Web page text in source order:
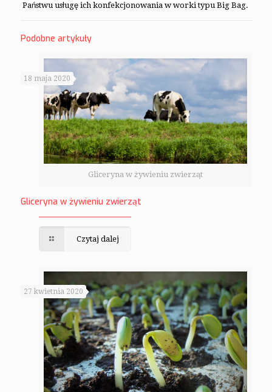
Państwu usługę ich konfekcjonowania w worki typu Big Bag.
Podobne artykuły
Gliceryna w żywieniu zwierząt
18 maja 2020
Gliceryna w żywieniu zwierząt
Czytaj dalej
27 kwietnia 2020